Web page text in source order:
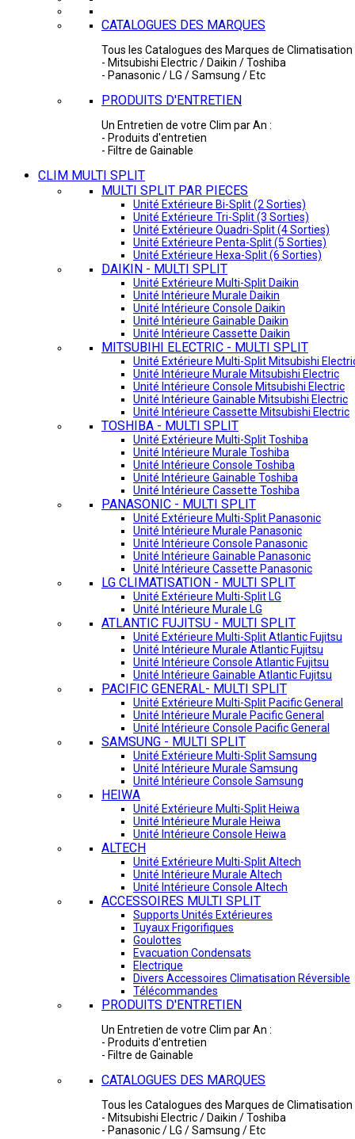
CATALOGUES DES MARQUES
Tous les Catalogues des Marques de Climatisation
- Mitsubishi Electric / Daikin / Toshiba
- Panasonic / LG / Samsung / Etc
PRODUITS D'ENTRETIEN
Un Entretien de votre Clim par An :
- Produits d'entretien
- Filtre de Gainable
CLIM MULTI SPLIT
MULTI SPLIT PAR PIECES
Unité Extérieure Bi-Split (2 Sorties)
Unité Extérieure Tri-Split (3 Sorties)
Unité Extérieure Quadri-Split (4 Sorties)
Unité Extérieure Penta-Split (5 Sorties)
Unité Extérieure Hexa-Split (6 Sorties)
DAIKIN - MULTI SPLIT
Unité Extérieure Multi-Split Daikin
Unité Intérieure Murale Daikin
Unité Intérieure Console Daikin
Unité Intérieure Gainable Daikin
Unité Intérieure Cassette Daikin
MITSUBIHI ELECTRIC - MULTI SPLIT
Unité Extérieure Multi-Split Mitsubishi
Unité Intérieure Murale Mitsubishi Electric
Unité Intérieure Console Mitsubishi Electric
Unité Intérieure Gainable Mitsubishi Electric
Unité Intérieure Cassette Mitsubishi Electric
TOSHIBA - MULTI SPLIT
Unité Extérieure Multi-Split Toshiba
Unité Intérieure Murale Toshiba
Unité Intérieure Console Toshiba
Unité Intérieure Gainable Toshiba
Unité Intérieure Cassette Toshiba
PANASONIC - MULTI SPLIT
Unité Extérieure Multi-Split Panasonic
Unité Intérieure Murale Panasonic
Unité Intérieure Console Panasonic
Unité Intérieure Gainable Panasonic
Unité Intérieure Cassette Panasonic
LG CLIMATISATION - MULTI SPLIT
Unité Extérieure Multi-Split LG
Unité Intérieure Murale LG
ATLANTIC FUJITSU - MULTI SPLIT
Unité Extérieure Multi-Split Atlantic Fujitsu
Unité Intérieure Murale Atlantic Fujitsu
Unité Intérieure Console Atlantic Fujitsu
Unité Intérieure Gainable Atlantic Fujitsu
PACIFIC GENERAL- MULTI SPLIT
Unité Extérieure Multi-Split Pacific General
Unité Intérieure Murale Pacific General
Unité Intérieure Console Pacific General
SAMSUNG - MULTI SPLIT
Unité Extérieure Multi-Split Samsung
Unité Intérieure Murale Samsung
Unité Intérieure Console Samsung
HEIWA
Unité Extérieure Multi-Split Heiwa
Unité Intérieure Murale Heiwa
Unité Intérieure Console Heiwa
ALTECH
Unité Extérieure Multi-Split Altech
Unité Intérieure Murale Altech
Unité Intérieure Console Altech
ACCESSOIRES MULTI SPLIT
Supports Unités Extérieures
Tuyaux Frigorifiques
Goulottes
Evacuation Condensats
Electrique
Divers Accessoires Climatisation Réversible
Télécommandes
PRODUITS D'ENTRETIEN
Un Entretien de votre Clim par An :
- Produits d'entretien
- Filtre de Gainable
CATALOGUES DES MARQUES
Tous les Catalogues des Marques de Climatisation
- Mitsubishi Electric / Daikin / Toshiba
- Panasonic / LG / Samsung / Etc